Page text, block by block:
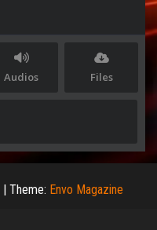
Audios Files
| Theme: Envo Magazine